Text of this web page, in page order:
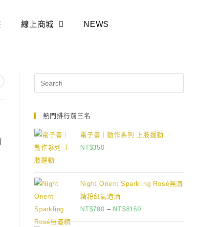
線上商城 NEWS
熱門排行前三名
電子書｜動作系列 上肢運動
NT$350
Night Orient Sparkling Rosé無酒
精粉紅氣泡酒
NT$790 – NT$8160